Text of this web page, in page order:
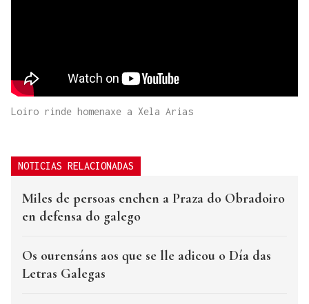
Loiro rinde homenaxe a Xela Arias
NOTICIAS RELACIONADAS
Miles de persoas enchen a Praza do Obradoiro
en defensa do galego
Os ourensáns aos que se lle adicou o Día das
Letras Galegas